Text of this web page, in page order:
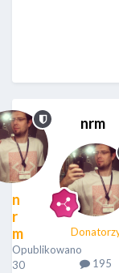
n
r
m
Opublikowano
30
nrm
195